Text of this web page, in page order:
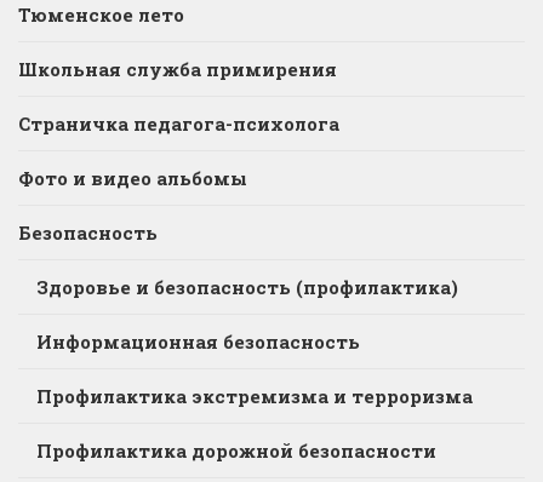
Тюменское лето
Школьная служба примирения
Страничка педагога-психолога
Фото и видео альбомы
Безопасность
Здоровье и безопасность (профилактика)
Информационная безопасность
Профилактика экстремизма и терроризма
Профилактика дорожной безопасности